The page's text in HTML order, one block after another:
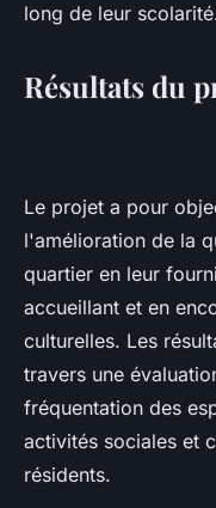
long de leur
Résultats du
Le projet a pour
l'amélioration de la
quartier en leur
accueillant et en
culturelles. Les
travers une
fréquentation des
activités sociales et
résidents.